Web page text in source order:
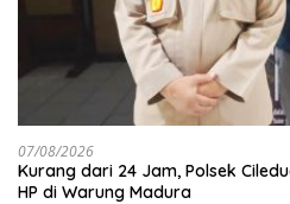
07/08/2026
Kurang dari 24 Jam, Polsek
HP di Warung Madura